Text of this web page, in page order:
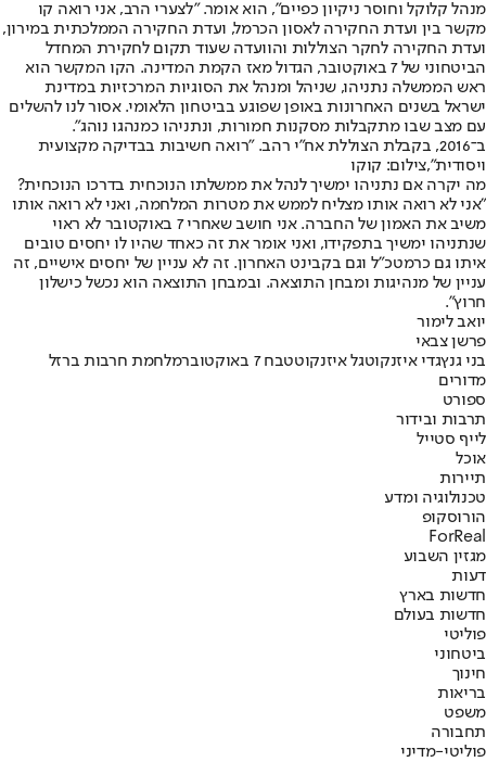
מנהל קלוקל וחוסר ניקיון כפיים", הוא אומר. "לצערי הרב, אני רואה קו
מקשר בין ועדת החקירה לאסון הכרמל, ועדת החקירה הממלכתית במירון,
ועדת החקירה לחקר הצוללות והוועדה שעוד תקום לחקירת המחדל
הביטחוני של 7 באוקטובר, הגדול מאז הקמת המדינה. הקו המקשר הוא
ראש הממשלה נתניהו, שניהל ומנהל את הסוגיות המרכזיות במדינת
ישראל בשנים האחרונות באופן שפוגע בביטחון הלאומי. אסור לנו להשלים
עם מצב שבו מתקבלות מסקנות חמורות, ונתניהו כמנהגו נוהג".
ב־2016, בקבלת הצוללת אח"י רהב. "רואה חשיבות בבדיקה מקצועית
ויסודית",צילום: קוקו
מה יקרה אם נתניהו ימשיך לנהל את ממשלתו הנוכחית בדרכו הנוכחית?
"אני לא רואה אותו מצליח לממש את מטרות המלחמה, ואני לא רואה אותו
משיב את האמון של החברה. אני חושב שאחרי 7 באוקטובר לא ראוי
שנתניהו ימשיך בתפקידו, ואני אומר את זה כאחד שהיו לו יחסים טובים
איתו גם כרמטכ"ל וגם בקבינט האחרון. זה לא עניין של יחסים אישיים, זה
עניין של מנהיגות ומבחן התוצאה. ובמבחן התוצאה הוא נכשל כישלון
חרוץ".
יואב לימור
פרשן צבאי
בני גנץגדי איזנקוטגל איזנקוטטבח 7 באוקטובר
מלחמת חרבות ברזל
מדורים
ספורט
תרבות ובידור
לייף סטייל
אוכל
תיירות
טכנולוגיה ומדע
הורוסקופ
ForReal
מגזין השבוע
דעות
חדשות בארץ
חדשות בעולם
פוליטי
ביטחוני
חינוך
בריאות
משפט
תחבורה
פוליטי-מדיני